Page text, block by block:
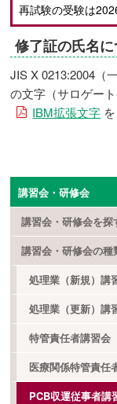
再試験の受験は
修了証の氏名
JIS X 0213:2004（
の文字（サロゲー
IBM拡張文字
講習会・研修会
講習会・研修会を探
講習会・研修会の種
処理業（新規）講
処理業（更新）講
特管責任者講習会
医療関係特管責任
PCB収運従事者講